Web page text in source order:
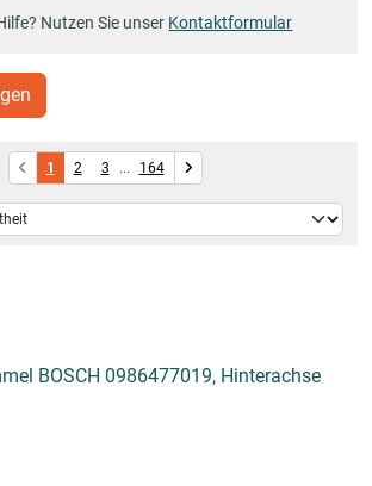
Nutzen Sie unser Kontaktformular
1 2 3 ... 164